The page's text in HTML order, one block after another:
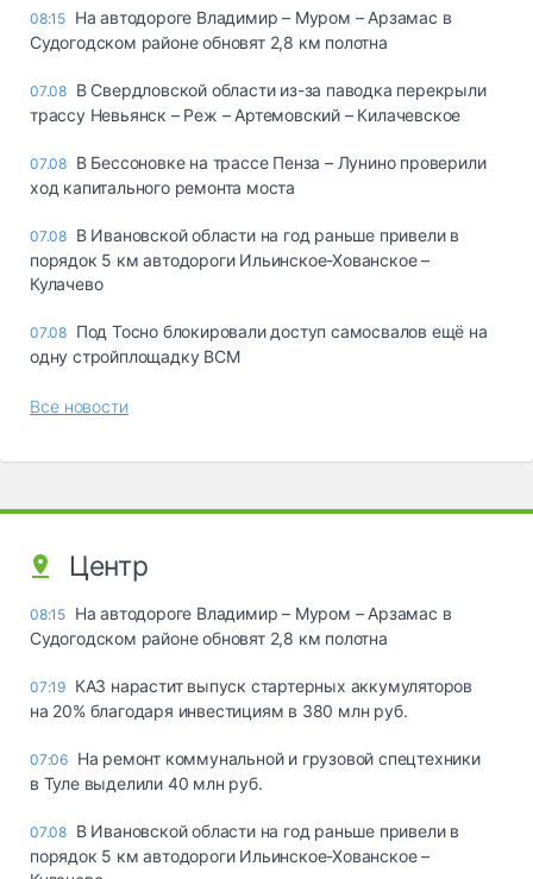
08:15 На автодороге Владимир – Муром – Арзамас в
Судогодском районе обновят 2,8 км полотна
07.08 В Свердловской области из-за паводка перекрыли
трассу Невьянск – Реж – Артемовский – Килачевское
07.08 В Бессоновке на трассе Пенза – Лунино проверили
ход капитального ремонта моста
07.08 В Ивановской области на год раньше привели в
порядок 5 км автодороги Ильинское-Хованское –
Кулачево
07.08 Под Тосно блокировали доступ самосвалов ещё на
одну стройплощадку ВСМ
Все новости
Центр
08:15 На автодороге Владимир – Муром – Арзамас в
Судогодском районе обновят 2,8 км полотна
07:19 КАЗ нарастит выпуск стартерных аккумуляторов
на 20% благодаря инвестициям в 380 млн руб.
07:06 На ремонт коммунальной и грузовой спецтехники
в Туле выделили 40 млн руб.
07.08 В Ивановской области на год раньше привели в
порядок 5 км автодороги Ильинское-Хованское –